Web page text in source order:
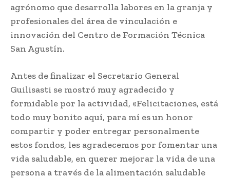
agrónomo que desarrolla labores en la granja y
profesionales del área de vinculación e
innovación del Centro de Formación Técnica
San Agustín.
Antes de finalizar el Secretario General
Guilisasti se mostró muy agradecido y
formidable por la actividad, «Felicitaciones, está
todo muy bonito aquí, para mí es un honor
compartir y poder entregar personalmente
estos fondos, les agradecemos por fomentar una
vida saludable, en querer mejorar la vida de una
persona a través de la alimentación saludable